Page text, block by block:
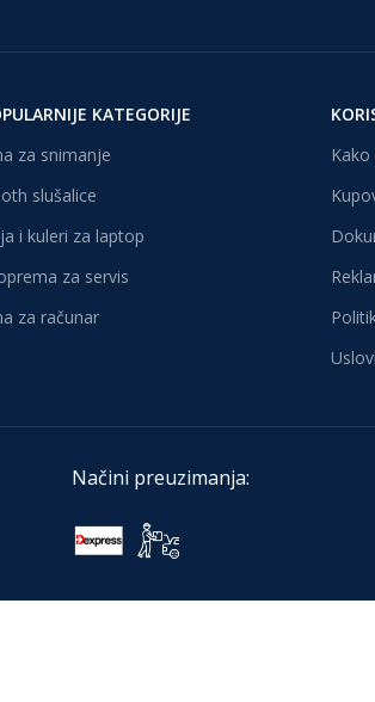
KATEGORIJE
za snimanje
slušalice
i kuleri za laptop
za servis
za računar
Kako
Načini preuzimanja: